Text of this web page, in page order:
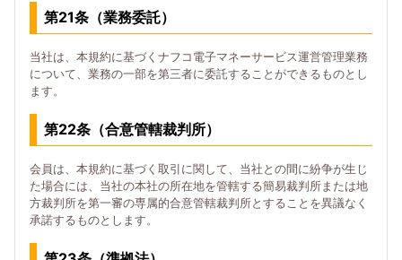
第21条（業務委託）
当社は、本規約に基づくナフコ電子マネーサービス運営管理業務
について、業務の一部を第三者に委託することができるものとし
ます。
第22条（合意管轄裁判所）
会員は、本規約に基づく取引に関して、当社との間に紛争が生じ
た場合には、当社の本社の所在地を管轄する簡易裁判所または地
方裁判所を第一審の専属的合意管轄裁判所とすることを異議なく
承諾するものとします。